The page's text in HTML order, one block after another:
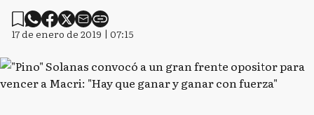
17 de enero de 2019 | 07:15